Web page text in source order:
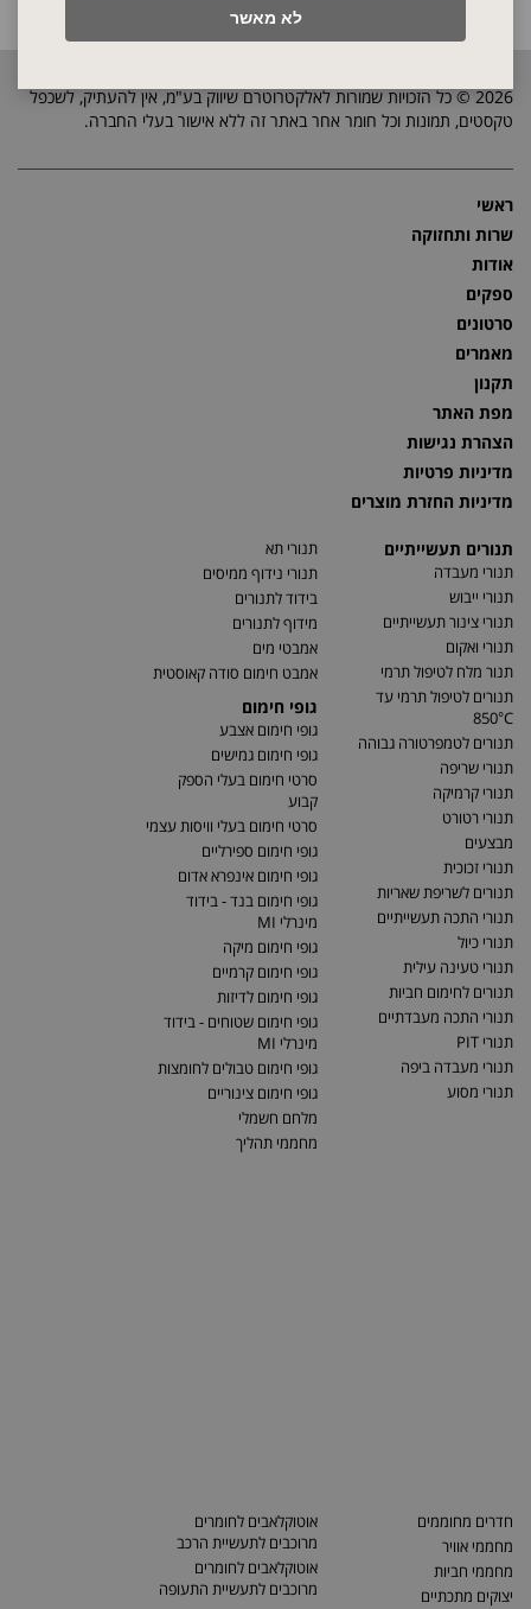
לא מאשר
2026 © כל הזכויות שמורות לאלקטרוטרם שיווק בע"מ, אין להעתיק, לשכפל
טקסטים, תמונות וכל חומר אחר באתר זה ללא אישור בעלי החברה.
ראשי
שרות ותחזוקה
אודות
ספקים
סרטונים
מאמרים
תקנון
מפת האתר
הצהרת נגישות
מדיניות פרטיות
מדיניות החזרת מוצרים
תנורים תעשייתיים
תנורי מעבדה
תנורי ייבוש
תנורי צינור תעשייתיים
תנורי ואקום
תנור מלח לטיפול תרמי
תנורים לטיפול תרמי עד
850°C
תנורים לטמפרטורה גבוהה
תנורי שריפה
תנורי קרמיקה
תנורי רטורט
מבצעים
תנורי זכוכית
תנורים לשריפת שאריות
תנורי התכה תעשייתיים
תנורי כיול
תנורי טעינה עילית
תנורים לחימום חביות
תנורי התכה מעבדתיים
תנורי PIT
תנורי מעבדה ביפה
תנורי מסוע
תנורי תא
תנורי נידוף ממיסים
בידוד לתנורים
מידוף לתנורים
אמבטי מים
אמבט חימום סודה קאוסטית
גופי חימום
גופי חימום אצבע
גופי חימום גמישים
סרטי חימום בעלי הספק
קבוע
סרטי חימום בעלי וויסות עצמי
גופי חימום ספירליים
גופי חימום אינפרא אדום
גופי חימום בנד - בידוד
מינרלי MI
גופי חימום מיקה
גופי חימום קרמיים
גופי חימום לדיזות
גופי חימום שטוחים - בידוד
מינרלי MI
גופי חימום טבולים לחומצות
גופי חימום צינוריים
מלחם חשמלי
מחממי תהליך
חדרים מחוממים
מחממי אוויר
מחממי חביות
יצוקים מתכתיים
אוטוקלאבים לחומרים
מרוכבים לתעשיית הרכב
אוטוקלאבים לחומרים
מרוכבים לתעשיית התעופה